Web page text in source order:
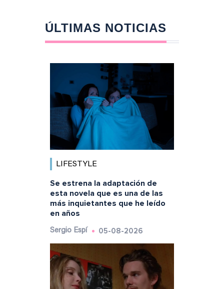
ÚLTIMAS NOTICIAS
LIFESTYLE
Se estrena la adaptación de
esta novela que es una de las
más inquietantes que he leído
en años
Sergio Espí 05-08-2026